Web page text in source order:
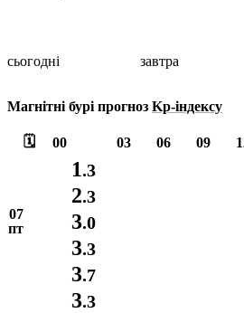
сьогодні завтра
Магнітні бурі прогноз Kp-індексу
🗓️ 00 03 06 09
07
пт
1.3
2.3
3.0
3.3
3.7
3.3